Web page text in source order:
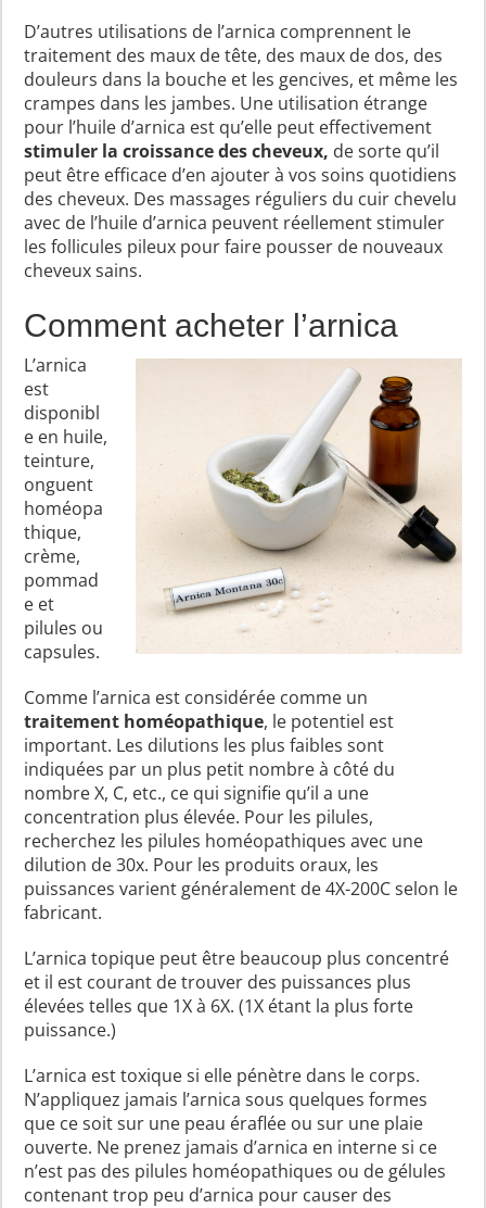
D’autres utilisations de l’arnica comprennent le
traitement des maux de tête, des maux de dos, des
douleurs dans la bouche et les gencives, et même les
crampes dans les jambes. Une utilisation étrange
pour l’huile d’arnica est qu’elle peut effectivement
stimuler la croissance des cheveux, de sorte qu’il
peut être efficace d’en ajouter à vos soins quotidiens
des cheveux. Des massages réguliers du cuir chevelu
avec de l’huile d’arnica peuvent réellement stimuler
les follicules pileux pour faire pousser de nouveaux
cheveux sains.
Comment acheter l’arnica
L’arnica
est
disponibl
e en huile,
teinture,
onguent
homéopa
thique,
crème,
pommad
e et
pilules ou
capsules.
Comme l’arnica est considérée comme un
traitement homéopathique, le potentiel est
important. Les dilutions les plus faibles sont
indiquées par un plus petit nombre à côté du
nombre X, C, etc., ce qui signifie qu’il a une
concentration plus élevée. Pour les pilules,
recherchez les pilules homéopathiques avec une
dilution de 30x. Pour les produits oraux, les
puissances varient généralement de 4X-200C selon le
fabricant.
L’arnica topique peut être beaucoup plus concentré
et il est courant de trouver des puissances plus
élevées telles que 1X à 6X. (1X étant la plus forte
puissance.)
L’arnica est toxique si elle pénètre dans le corps.
N’appliquez jamais l’arnica sous quelques formes
que ce soit sur une peau éraflée ou sur une plaie
ouverte. Ne prenez jamais d’arnica en interne si ce
n’est pas des pilules homéopathiques ou de gélules
contenant trop peu d’arnica pour causer des